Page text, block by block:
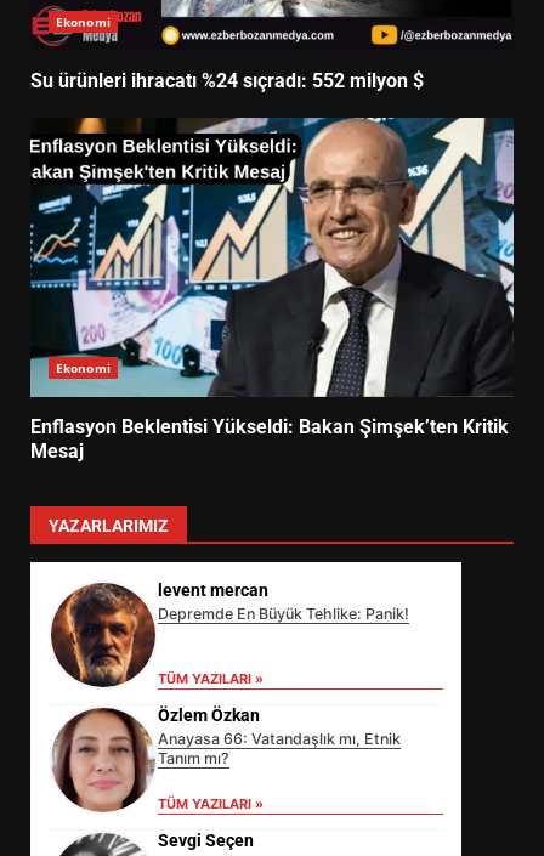
Ekonomi
Su ürünleri ihracatı %24 sıçradı: 552 milyon $
Ekonomi
Enflasyon Beklentisi Yükseldi: Bakan Şimşek’ten Kritik
Mesaj
YAZARLARIMIZ
levent mercan
Depremde En Büyük Tehlike: Panik!
TÜM YAZILARI »
Özlem Özkan
Anayasa 66: Vatandaşlık mı, Etnik
Tanım mı?
TÜM YAZILARI »
Sevgi Seçen